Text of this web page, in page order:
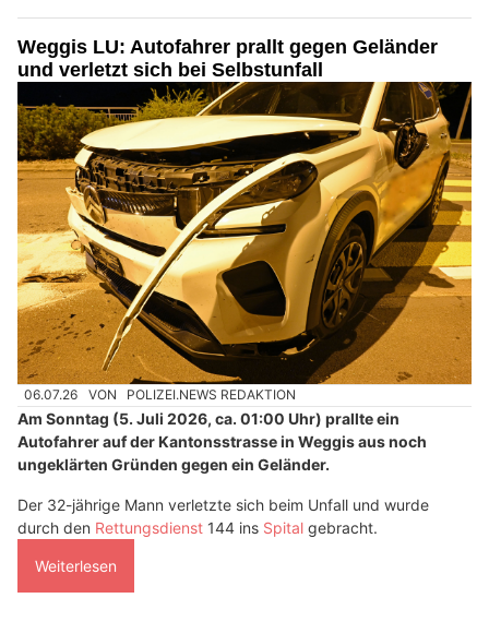
Weggis LU: Autofahrer prallt gegen Geländer
und verletzt sich bei Selbstunfall
06.07.26 VON POLIZEI.NEWS REDAKTION
Am Sonntag (5. Juli 2026, ca. 01:00 Uhr) prallte ein
Autofahrer auf der Kantonsstrasse in Weggis aus noch
ungeklärten Gründen gegen ein Geländer.
Der 32-jährige Mann verletzte sich beim Unfall und wurde
durch den Rettungsdienst 144 ins Spital gebracht.
Weiterlesen